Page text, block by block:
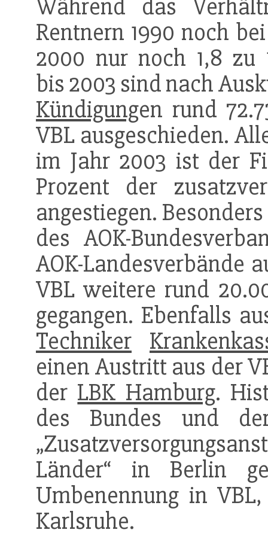
Während das
Rentnern 1990 noch
2000 nur noch 1,8 zu
bis 2003 sind nach
Kündigungen rund
VBL ausgeschieden.
im Jahr 2003 ist der
Prozent der
angestiegen.
des AOK-
AOK-Landesverbände
VBL weitere rund
gegangen. Ebenfalls
Techniker
einen Austritt aus der
der LBK Hamburg.
des Bundes und
Länder“ in Berlin
Umbenennung in
Karlsruhe.